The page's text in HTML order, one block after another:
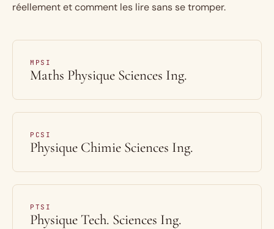
réellement et comment les lire sans se tromper.
MPSI
Maths Physique Sciences Ing.
PCSI
Physique Chimie Sciences Ing.
PTSI
Physique Tech. Sciences Ing.